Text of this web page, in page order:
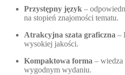
Przystępny język –
na stopień znajomości tematu.
Atrakcyjna szata graficzna –
wysokiej jakości.
Kompaktowa forma – wiedza
wygodnym wydaniu.